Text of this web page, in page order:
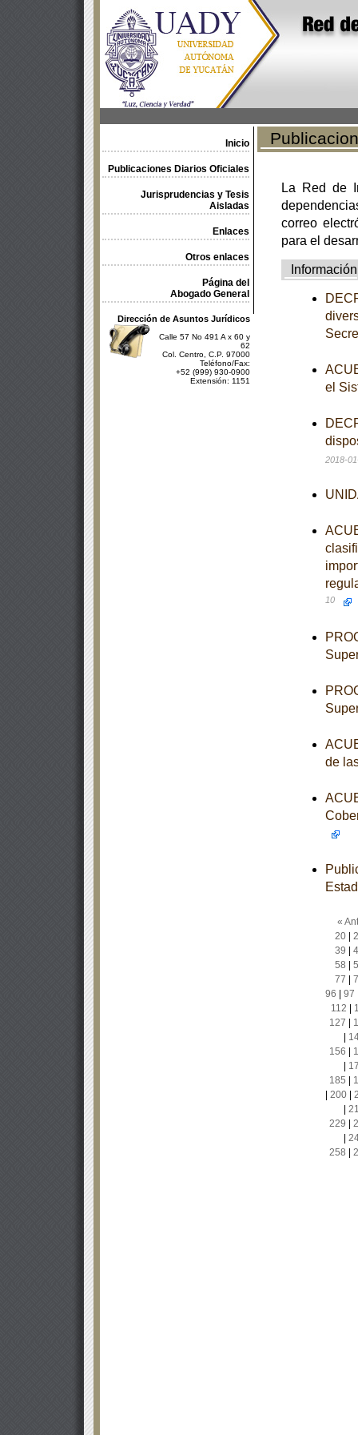
Inicio
Publicaciones Diarios Oficiales
Jurisprudencias y Tesis
Aisladas
Enlaces
Otros enlaces
Página del
Abogado General
Dirección de Asuntos Jurídicos
Calle 57 No 491 A x 60 y
62
Col. Centro, C.P. 97000
Teléfono/Fax:
+52 (999) 930-0900
Extensión: 1151
La Red de
correo
para el
Información
el
2018-
10
de
«
20|
39
58
77
96
97
112
127
156
185
200|
229
258